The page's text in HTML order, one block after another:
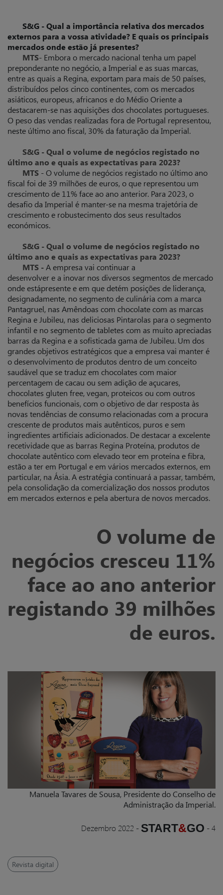
S&G - Qual a importância relativa dos mercados
externos para a vossa atividade? E quais os principais
mercados onde estão já presentes?
MTS- Embora o mercado nacional tenha um papel
preponderante no negócio, a Imperial e as suas marcas,
entre as quais a Regina, exportam para mais de 50 países,
distribuídos pelos cinco continentes, com os mercados
asiáticos, europeus, africanos e do Médio Oriente a
destacarem-se nas aquisições dos chocolates portugueses.
O peso das vendas realizadas fora de Portugal representou,
neste último ano fiscal, 30% da faturação da Imperial.
S&G - Qual o volume de negócios registado no
último ano e quais as expectativas para 2023?
MTS - O volume de negócios registado no último ano
fiscal foi de 39 milhões de euros, o que representou um
crescimento de 11% face ao ano anterior. Para 2023, o
desafio da Imperial é manter-se na mesma trajetória de
crescimento e robustecimento dos seus resultados
económicos.
S&G - Qual o volume de negócios registado no
último ano e quais as expectativas para 2023?
MTS -A empresa vai continuar a
desenvolver e a inovar nos diversos segmentos de mercado
onde estápresente e em que detém posições de liderança,
designadamente, no segmento de culinária com a marca
Pantagruel, nas Amêndoas com chocolate com as marcas
Regina e Jubileu, nas deliciosas Pintarolas para o segmento
infantil e no segmento de tabletes com as muito apreciadas
barras da Regina e a sofisticada gama de Jubileu. Um dos
grandes objetivos estratégicos que a empresa vai manter é
o desenvolvimento de produtos dentro de um conceito
saudável que se traduz em chocolates com maior
percentagem de cacau ou sem adição de açucares,
chocolates gluten free, vegan, proteicos ou com outros
benefícios funcionais, com o objetivo de dar resposta às
novas tendências de consumo relacionadas com a procura
crescente de produtos mais autênticos, puros e sem
ingredientes artificiais adicionados. De destacar a excelente
recetividade que as barras Regina Proteína, produtos de
chocolate autêntico com elevado teor em proteína e fibra,
estão a ter em Portugal e em vários mercados externos, em
particular, na Ásia. A estratégia continuará a passar, também,
pela consolidação da comercialização dos nossos produtos
em mercados externos e pela abertura de novos mercados.
O volume de
negócios cresceu 11%
face ao ano anterior
registando 39 milhões
de euros.
Manuela Tavares de Sousa, Presidente do Conselho de
Administração da Imperial.
Dezembro 2022 - START&GO -4
Revista digital